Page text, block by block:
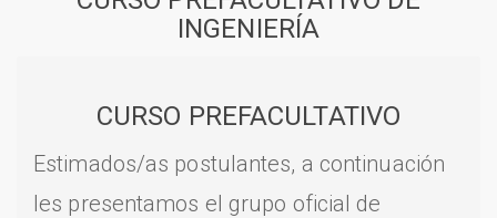
INGENIERÍA
CURSO PREFACULTATIVO
Estimados/as postulantes, a continuación
les presentamos el grupo oficial de